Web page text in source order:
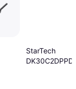
StarTech